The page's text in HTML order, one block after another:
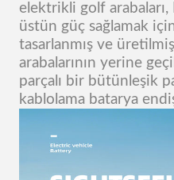
elektrikli golf arabaları,
üstün güç sağlamak
tasarlanmış ve
arabalarının yerine
parçalı bir bütünleşik
kablolama batarya